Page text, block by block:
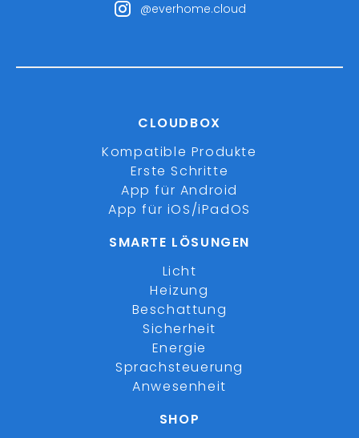
@everhome.cloud
CLOUDBOX
Kompatible Produkte
Erste Schritte
App für Android
App für iOS/iPadOS
SMARTE LÖSUNGEN
Licht
Heizung
Beschattung
Sicherheit
Energie
Sprachsteuerung
Anwesenheit
SHOP